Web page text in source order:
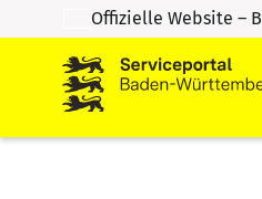
Zum Inhalt springen
Zur Suche springen
Offizielle Website –